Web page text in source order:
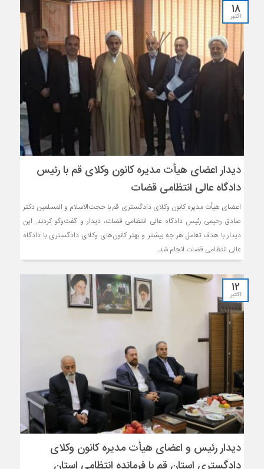
18
اکتبر
دیدار اعضای هیأت مدیره کانون وکلای قم با رئیس
دادگاه عالی انتظامی قضات
اعضای هیأت مدیره کانون وکلای دادگستری قم با حجت‌الاسلام و المسلمین دکتر
صادق رحیمی رئیس دادگاه عالی انتظامی قضات، دیدار و گفت‌و‌گو کردند. این
دیدار با هدف تعامل هر چه بیشتر و بهتر کانون‌های وکلای دادگستری با دادگاه
عالی انتظامی قضات انجام شد.
12
اکتبر
دیدار رئیس و اعضای هیأت‌ مدیره کانون وکلای